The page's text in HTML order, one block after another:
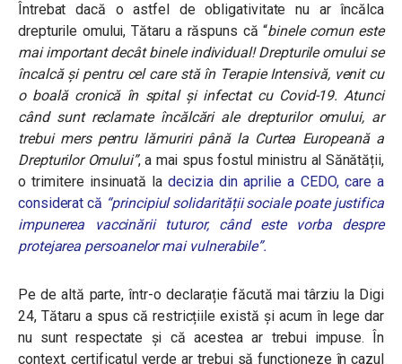
Întrebat dacă o astfel de obligativitate nu ar încălca
drepturile omului, Tătaru a răspuns că “binele comun este
mai important decât binele individual! Drepturile omului se
încalcă și pentru cel care stă în Terapie Intensivă, venit cu
o boală cronică în spital și infectat cu Covid-19. Atunci
când sunt reclamate încălcări ale drepturilor omului, ar
trebui mers pentru lămuriri până la Curtea Europeană a
Drepturilor Omului”, a mai spus fostul ministru al Sănătății,
o trimitere insinuată ladecizia din aprilie a CEDO, care a
considerat că “principiul solidarității sociale poate justifica
impunerea vaccinării tuturor, când este vorba despre
protejarea persoanelor mai vulnerabile”.
Pe de altă parte, într-o declarație făcută mai târziu la Digi
24, Tătaru a spus că restricțiile există și acum în lege dar
nu sunt respectate și că acestea ar trebui impuse. În
context, certificatul verde ar trebui să funcționeze în cazul